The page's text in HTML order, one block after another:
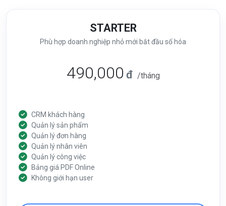
STARTER
Phù hợp doanh nghiệp nhỏ mới bắt đầu số hóa
490,000 đ /tháng
CRM khách hàng
Quản lý sản phẩm
Quản lý đơn hàng
Quản lý nhân viên
Quản lý công việc
Bảng giá PDF Online
Không giới hạn user